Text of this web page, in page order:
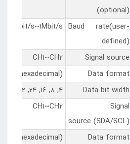
(optional)
Baud rate(user-
defined)
5kbit/s~1Mbit/s
Signal source
CH1~CH2
Data format
Hex (hexadecimal)
Data bit width
4, 8, 16, 24, 32
Signal
source (SDA/SCL)
CH1~CH2
Data format
Hex (hexadecimal)